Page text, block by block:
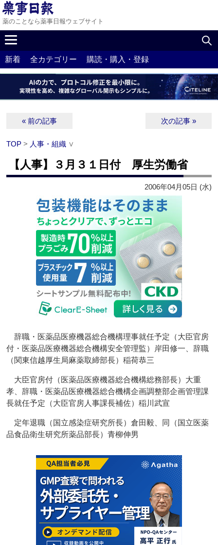
薬のことなら薬事日報ウェブサイト
新着 全カテゴリー 購読・購入・登録
« 前の記事 次の記事 »
TOP > 人事・組織 ∨
【人事】３月３１日付 厚生労働省
2006年04月05日 (水)
辞職・医薬品医療機器総合機構理事就任予定（大臣官房
付・医薬品医療機器総合機構安全管理監）岸田修一、辞職
（関東信越厚生局麻薬取締部長）稲荷恭三
大臣官房付（医薬品医療機器総合機構総務部長）大重
孝、辞職・医薬品医療機器総合機構企画調整部企画管理課
長就任予定（大臣官房人事課長補佐）稲川武宣
定年退職（国立感染症研究所長）倉田毅、同（国立医薬
品食品衛生研究所薬品部長）青柳伸男